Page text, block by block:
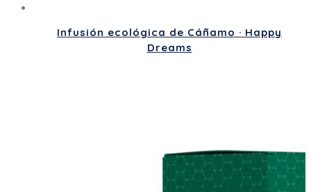
Infusión ecológica de Cáñamo · Happy
Dreams